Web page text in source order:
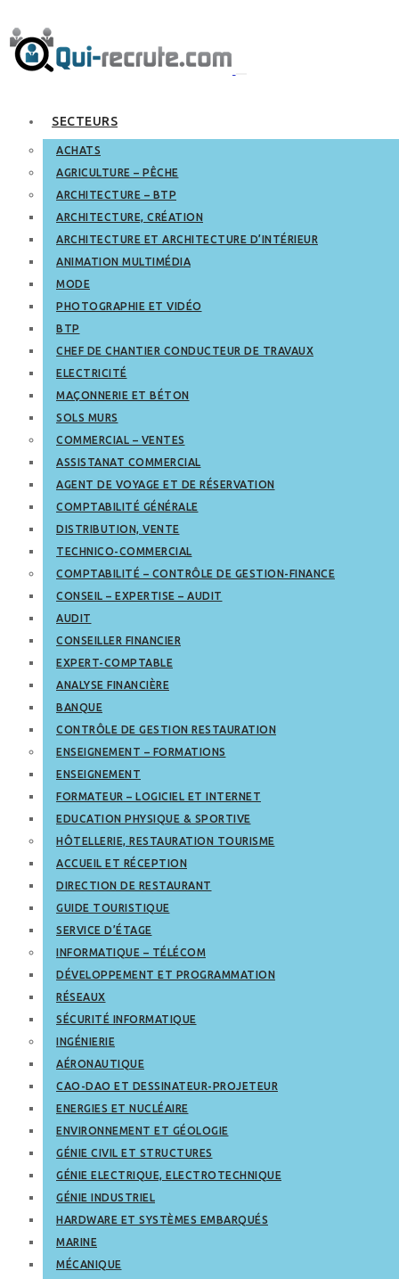
SECTEURS
ACHATS
AGRICULTURE – PÊCHE
ARCHITECTURE – BTP
ARCHITECTURE, CRÉATION
ARCHITECTURE ET ARCHITECTURE D’INTÉRIEUR
ANIMATION MULTIMÉDIA
MODE
PHOTOGRAPHIE ET VIDÉO
BTP
CHEF DE CHANTIER CONDUCTEUR DE TRAVAUX
ELECTRICITÉ
MAÇONNERIE ET BÉTON
SOLS MURS
COMMERCIAL – VENTES
ASSISTANAT COMMERCIAL
AGENT DE VOYAGE ET DE RÉSERVATION
COMPTABILITÉ GÉNÉRALE
DISTRIBUTION, VENTE
TECHNICO-COMMERCIAL
COMPTABILITÉ – CONTRÔLE DE GESTION-FINANCE
CONSEIL – EXPERTISE – AUDIT
AUDIT
CONSEILLER FINANCIER
EXPERT-COMPTABLE
ANALYSE FINANCIÈRE
BANQUE
CONTRÔLE DE GESTION RESTAURATION
ENSEIGNEMENT – FORMATIONS
ENSEIGNEMENT
FORMATEUR – LOGICIEL ET INTERNET
EDUCATION PHYSIQUE & SPORTIVE
HÔTELLERIE, RESTAURATION TOURISME
ACCUEIL ET RÉCEPTION
DIRECTION DE RESTAURANT
GUIDE TOURISTIQUE
SERVICE D’ÉTAGE
INFORMATIQUE – TÉLÉCOM
DÉVELOPPEMENT ET PROGRAMMATION
RÉSEAUX
SÉCURITÉ INFORMATIQUE
INGÉNIERIE
AÉRONAUTIQUE
CAO-DAO ET DESSINATEUR-PROJETEUR
ENERGIES ET NUCLÉAIRE
ENVIRONNEMENT ET GÉOLOGIE
GÉNIE CIVIL ET STRUCTURES
GÉNIE ELECTRIQUE, ELECTROTECHNIQUE
GÉNIE INDUSTRIEL
HARDWARE ET SYSTÈMES EMBARQUÉS
MARINE
MÉCANIQUE